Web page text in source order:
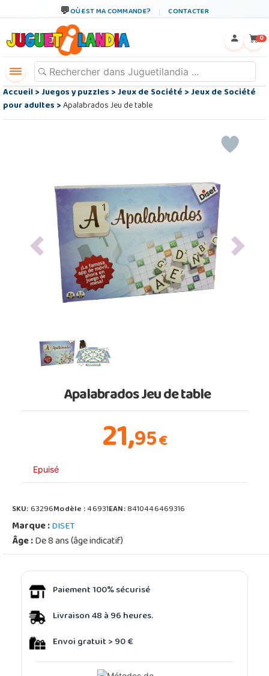
OÙ EST MA COMMANDE? CONTACTER
0
Accueil>Juegos y puzzles>Jeux de Société>Jeux de Société
pour adultes>Apalabrados Jeu de table
Previous Next
Apalabrados Jeu de table
21,95€
Epuisé
SKU:63296Modèle :46931EAN:8410446469316
Marque :DISET
Âge :De 8 ans (âge indicatif)
Paiement 100% sécurisé
Livraison 48 à 96 heures.
Envoi gratuit > 90 €